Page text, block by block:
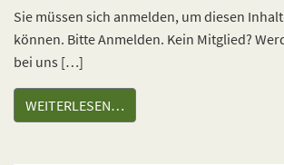
Sie müssen sich anmelden, um diesen
können. Bitte Anmelden. Kein Mitglied?
bei uns […]
WEITERLESEN…